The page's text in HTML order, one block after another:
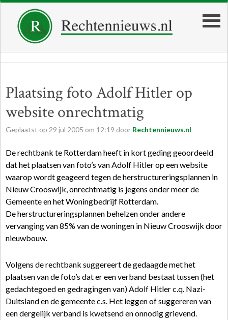
Plaatsing foto Adolf Hitler op
website onrechtmatig
Geplaatst op 29 jul 2005 om 12:19 door Rechtennieuws.nl
De rechtbank te Rotterdam heeft in kort geding geoordeeld
dat het plaatsen van foto’s van Adolf Hitler op een website
waarop wordt geageerd tegen de herstructureringsplannen in
Nieuw Crooswijk, onrechtmatig is jegens onder meer de
Gemeente en het Woningbedrijf Rotterdam.
De herstructureringsplannen behelzen onder andere
vervanging van 85% van de woningen in Nieuw Crooswijk door
nieuwbouw.
Volgens de rechtbank suggereert de gedaagde met het
plaatsen van de foto’s dat er een verband bestaat tussen (het
gedachtegoed en gedragingen van) Adolf Hitler c.q. Nazi-
Duitsland en de gemeente c.s. Het leggen of suggereren van
een dergelijk verband is kwetsend en onnodig grievend.